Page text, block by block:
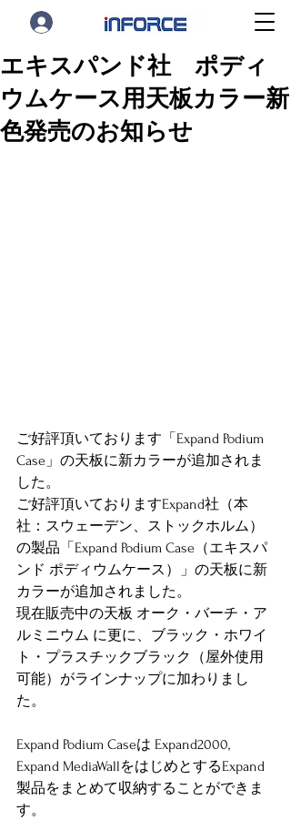
エキスパンド社 ポディ
ウムケース用天板カラー新
色発売のお知らせ
ご好評頂いております「Expand Podium
Case」の天板に新カラーが追加されま
した。
ご好評頂いておりますExpand社（本
社：スウェーデン、ストックホルム）
の製品「Expand Podium Case（エキスパ
ンド ポディウムケース）」の天板に新
カラーが追加されました。
現在販売中の天板 オーク・バーチ・ア
ルミニウム に更に、ブラック・ホワイ
ト・プラスチックブラック（屋外使用
可能）がラインナップに加わりまし
た。
Expand Podium Caseは Expand2000,
Expand MediaWallをはじめとするExpand
製品をまとめて収納することができま
す。